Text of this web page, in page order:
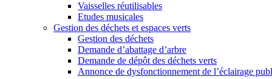
Vaisselles réutilisables
Etudes musicales
Gestion des déchets et espaces verts
Gestion des déchets
Demande d’abattage d’arbre
Demande de dépôt des déchets verts
Annonce de dysfonctionnement de l’éclairage